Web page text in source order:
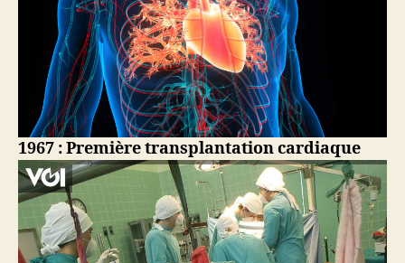
1967 : Première transplantation cardiaque